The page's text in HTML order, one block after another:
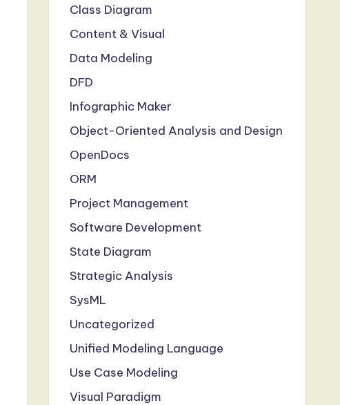
Class Diagram
Content & Visual
Data Modeling
DFD
Infographic Maker
Object-Oriented Analysis and Design
OpenDocs
ORM
Project Management
Software Development
State Diagram
Strategic Analysis
SysML
Uncategorized
Unified Modeling Language
Use Case Modeling
Visual Paradigm